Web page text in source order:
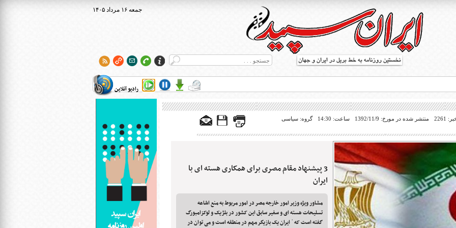
۱۴۰۵ جمعه ۱۶ مرداد
رادیو آنلاین
بریل در جهان
منتشر شده در مورخ: 1392/11/9 ساعت: 14:30 گروه: سیاسی
3 پیشنهاد مقام مصری برای همکاری هسته ای با
ایران
مشاور ویژه وزیر امور خارجه مصر در امور مربوط به منع اشاعه
تسلیحات هسته ای و سفیر سابق این کشور در بلژیک و لوکزامبورگ
گفته است که ˈ ایران یک بازیگر مهم در منطقه است و می توان در